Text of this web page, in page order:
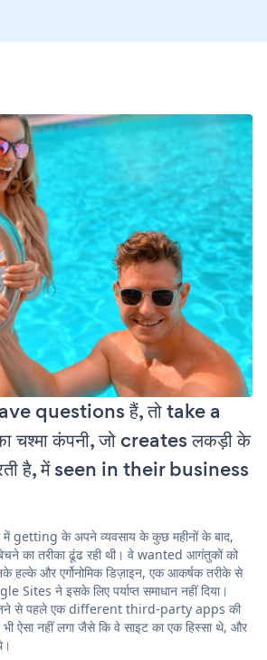
questions हैं, तो take a
चश्मा कंपनी, जो creates लकड़ी के
है, में seen in their business
में getting के अपने व्यवसाय के कुछ महीनों के बाद,
का तरीका ढूंढ रही थी। वे wanted आगंतुकों को
हल्के और एर्गोनोमिक डिज़ाइन, एक आकर्षक तरीके से
Sites ने इसके लिए पर्याप्त समाधान नहीं दिया।
से पहले एक different third-party apps की
ऐसा नहीं लगा जैसे कि वे साइट का एक हिस्सा थे, और